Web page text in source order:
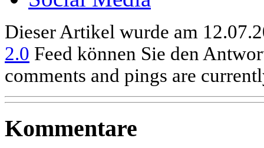
Dieser Artikel wurde am
2.0 Feed können Sie den
comments and pings are
Kommentare